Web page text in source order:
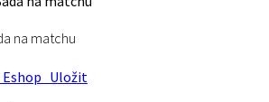
na matchu
Uložit